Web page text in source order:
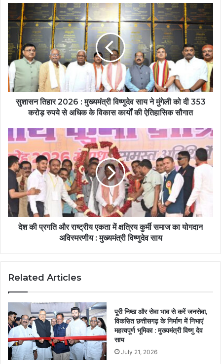
सुशासन तिहार 2026 : मुख्यमंत्री विष्णुदेव साय ने मुंगेली को दी 353
करोड़ रुपये से अधिक के विकास कार्यों की ऐतिहासिक सौगात
देश की प्रगति और राष्ट्रीय एकता में क्षत्रिय कुर्मी समाज का योगदान
अविस्मरणीय : मुख्यमंत्री विष्णुदेव साय
Related Articles
पूरी निष्ठा और सेवा भाव से करें जनसेवा,
विकसित छत्तीसगढ़ के निर्माण में निभाएं
महत्वपूर्ण भूमिका : मुख्यमंत्री विष्णु देव
साय
July 21, 2026